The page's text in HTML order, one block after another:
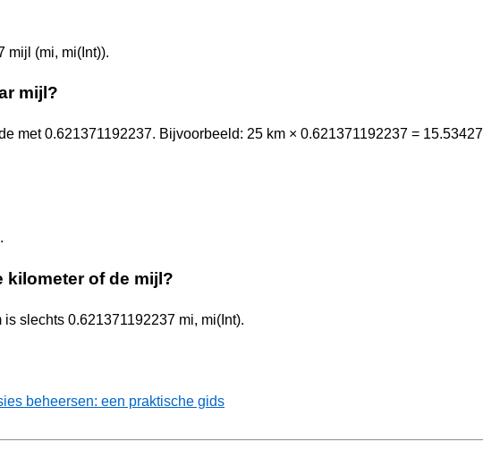
mijl (mi, mi(Int)).
mijl?
met 0.621371192237. Bijvoorbeeld: 25 km × 0.621371192237 =
kilometer of de mijl?
slechts 0.621371192237 mi, mi(Int).
beheersen: een praktische gids